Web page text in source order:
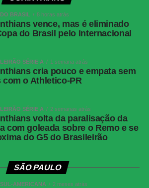
Muriel e Castrillón protagonizaram as
com Castrillón acertando a trave
42 minutos. Nada que estragasse a
Parque.
Chapecoense
Brasilerio (18ª rodada)
maio de 2026 (domingo), às 16h (de
BRASIL 8 horas atrás
vence, mas é eliminado
do Brasil pelo Internacional
SÉRIE A 1 semana atrás
cria pouco e empata sem
com o Athletico-PR
SÉRIE A 2 semanas atrás
volta da paralisação da
com goleada sobre o Remo e se
do G5 do Brasileirão
SÃO PAULO
AMERICANA 2 meses atrás